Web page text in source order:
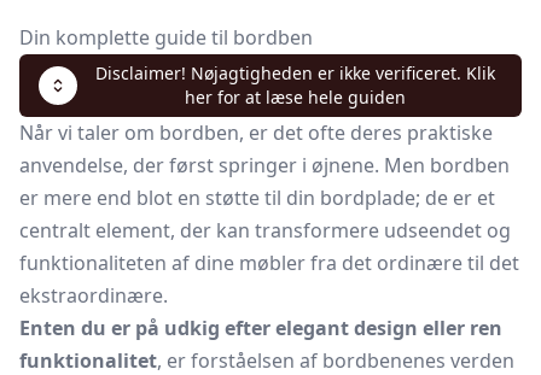
Din komplette guide til bordben
Disclaimer! Nøjagtigheden er ikke verificeret. Klik
her for at læse hele guiden
Når vi taler om bordben, er det ofte deres praktiske
anvendelse, der først springer i øjnene. Men bordben
er mere end blot en støtte til din bordplade; de er et
centralt element, der kan transformere udseendet og
funktionaliteten af dine møbler fra det ordinære til det
ekstraordinære.
Enten du er på udkig efter elegant design eller ren
funktionalitet, er forståelsen af bordbenenes verden